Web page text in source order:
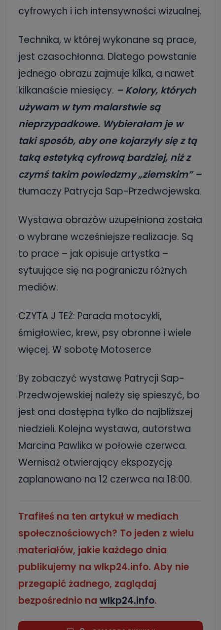
cyfrowych i ich intensywności wizualnej.
Technika, w której wykonane są prace,
jest czasochłonna. Dlatego powstanie
jednego obrazu zajmuje kilka, a nawet
kilkanaście miesięcy. – Kolory, których
używam w tym malarstwie są
nieprzypadkowe. Wybierałam je w
taki sposób, aby one kojarzyły się z tą
taką estetyką cyfrową bardziej, niż z
czymś takim powiedzmy „ziemskim” –
tłumaczy Patrycja Sap-Przedwojewska.
Wystawa obrazów uzupełniona została
o wybrane wcześniejsze realizacje. Są
to prace – jak opisuje artystka –
sytuujące się na pograniczu różnych
mediów.
CZYTA J TEŻ: Parada motocykli,
śmigłowiec, krew, psy obronne i wiele
więcej. W sobotę Motoserce
By zobaczyć wystawę Patrycji Sap-
Przedwojewskiej należy się spieszyć, bo
jest ona dostępna tylko do najbliższej
niedzieli. Kolejna wystawa, autorstwa
Marcina Pawlika w połowie czerwca.
Wernisaż otwierający ekspozycję
zaplanowano na 12 czerwca na 18:00.
Trafiłeś na ten artykuł w mediach
społecznościowych? To jeden z wielu
materiałów, jakie każdego dnia
publikujemy na wlkp24.info. Aby nie
przegapić żadnego, zaglądaj
bezpośrednio na wlkp24.info.